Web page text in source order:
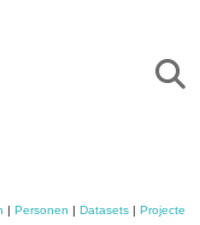
| Personen | Datasets | Projecten